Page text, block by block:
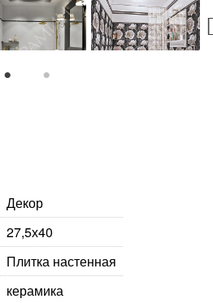
Декор
27,5х40
Плитка настенная
керамика